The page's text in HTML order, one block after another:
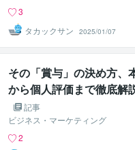
3
タカックサン
2025/01/07
その「賞与」の決め方、
から個人評価まで徹底解
記事
ビジネス・マーケティング
2